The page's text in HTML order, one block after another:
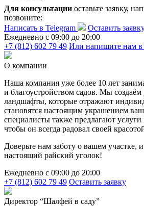
Для консультации оставьте заявку,
позвоните:
Написать в Telegram
Оставить
Ежедневно c 09:00 до 20:00
+7 (812) 602 79 49 Или напишите нам в
О компании
Наша компания уже более 10 лет
и благоустройством садов. Мы
ландшафты, которые отражают
становятся настоящим украшением
специалисты также предлагают услуги
чтобы он всегда радовал своей
Доверьте нам заботу о вашем участке,
настоящий райский уголок!
Ежедневно c 09:00 до 20:00
+7 (812) 602 79 49 Оставить заявку
Директор “Шалфей в саду”